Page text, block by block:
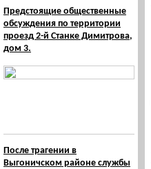
Предстоящие общественные
обсуждения по территории
проезд 2-й Станке Димитрова,
дом 3.
После трагении в
Выгоничском районе службы